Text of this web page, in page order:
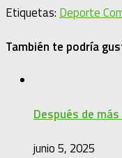
Etiquetas:Deporte
También te podría
Después de
junio 5, 2025